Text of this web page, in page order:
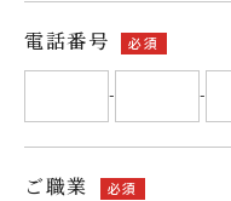
電話番号 必須
- -
ご職業 必須